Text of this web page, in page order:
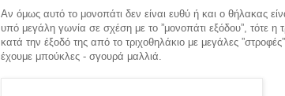
Αν όμως αυτό το μονοπάτι δεν είναι ευθύ ή και ο θήλακας
υπό μεγάλη γωνία σε σχέση με το ”μονοπάτι εξόδου”, τότε η
κατά την έξοδό της από το τριχοθηλάκιο με μεγάλες
έχουμε μπούκλες - σγουρά μαλλιά.